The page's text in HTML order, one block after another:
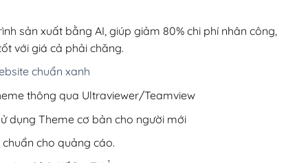
200,000₫.
sản xuất bằng AI, giúp giảm 80% chi phí nhân công,
với giá cả phải chăng.
chuẩn xanh
thông qua Ultraviewer/Teamview
dụng Theme cơ bản cho người mới
chuẩn cho quảng cáo.